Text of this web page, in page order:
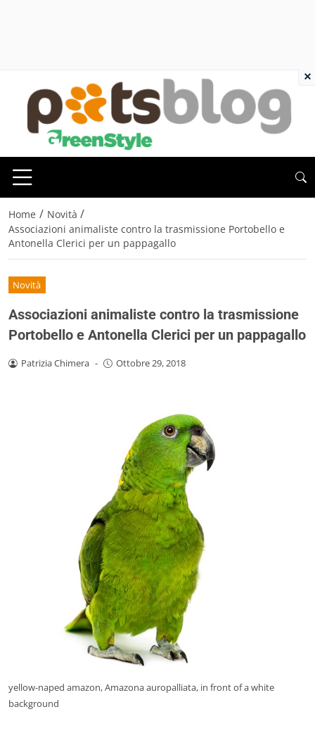
Home / Novità /
Associazioni animaliste contro la trasmissione Portobello e
Antonella Clerici per un pappagallo
Novità
Associazioni animaliste contro la trasmissione
Portobello e Antonella Clerici per un pappagallo
Patrizia Chimera - Ottobre 29, 2018
yellow-naped amazon, Amazona auropalliata, in front of a white
background
×